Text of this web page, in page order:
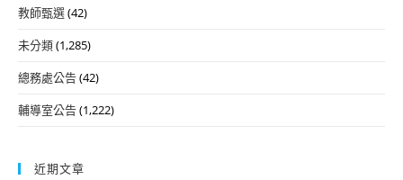
教師甄選(42)
未分類(1,285)
總務處公告(42)
輔導室公告(1,222)
近期文章